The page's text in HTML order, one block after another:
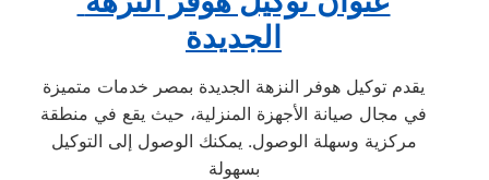
الجديدة
يقدم توكيل هوفر النزهة الجديدة بمصر خدمات متميزة
في مجال صيانة الأجهزة المنزلية، حيث يقع في منطقة
مركزية وسهلة الوصول. يمكنك الوصول إلى التوكيل
بسهولة